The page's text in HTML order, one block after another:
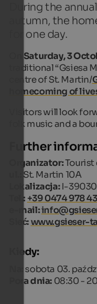
During the
autumn, the
for one day.
Saturday, 3
traditional “Gsiesa
centre of St. Martin/
homecoming of
Visitors will look
folk music and a
Further
Organizator:Tourist
St. Martin 10A
Lokalizacja:I-39030
Tel.: +39 0474 978
e-mail:
Sieć:www.gsieser-
Kiedy:
sobota 03.
Pora dnia: 08:30 -